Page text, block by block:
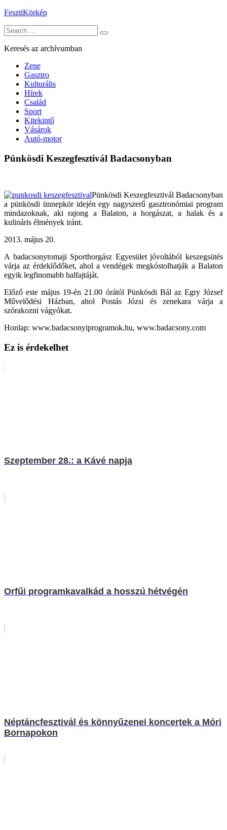
Skip
content
FesztiKörkép
Search
for:
Keresés az archívumban
Zene
Gasztro
Kulturális
Hírek
Család
Sport
Kitekintő
Vásárok
Autó-motor
Pünkösdi Keszegfesztivál Badacsonyban
Pünkösdi Keszegfesztivál Badacsonyban
a pünkösdi ünnepkör idején egy nagyszerű gasztronómiai program
mindazoknak, aki rajong a Balaton, a horgászat, a halak és a
kulináris élmények iránt.
2013. május 20.
A badacsonytomaji Sporthorgász Egyesület jóvoltából keszegsütés
várja az érdeklődőket, ahol a vendégek megkóstolhatják a Balaton
egyik legfinomabb halfajtáját.
Előző este május 19-én 21.00 órától Pünkösdi Bál az Egry József
Művelődési Házban, ahol Postás Józsi és zenekara várja a
szórakozni vágyókat.
Honlap: www.badacsonyiprogramok.hu, www.badacsony.com
Ez is érdekelhet
Szeptember 28.: a Kávé napja
Orfűi programkavalkád a hosszú hétvégén
Néptáncfesztivál és könnyűzenei koncertek a Móri
Bornapokon